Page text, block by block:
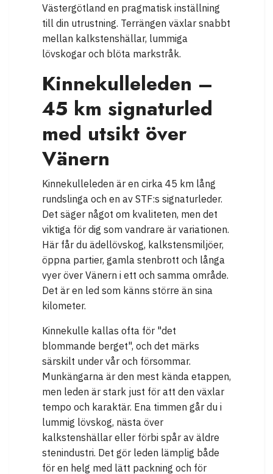
Västergötland en pragmatisk inställning
till din utrustning. Terrängen växlar snabbt
mellan kalkstenshällar, lummiga
lövskogar och blöta markstråk.
Kinnekulleleden –
45 km signaturled
med utsikt över
Vänern
Kinnekulleleden är en cirka 45 km lång
rundslinga och en av STF:s signaturleder.
Det säger något om kvaliteten, men det
viktiga för dig som vandrare är variationen.
Här får du ädellövskog, kalkstensmiljöer,
öppna partier, gamla stenbrott och långa
vyer över Vänern i ett och samma område.
Det är en led som känns större än sina
kilometer.
Kinnekulle kallas ofta för "det
blommande berget", och det märks
särskilt under vår och försommar.
Munkängarna är den mest kända etappen,
men leden är stark just för att den växlar
tempo och karaktär. Ena timmen går du i
lummig lövskog, nästa över
kalkstenshällar eller förbi spår av äldre
stenindustri. Det gör leden lämplig både
för en helg med lätt packning och för